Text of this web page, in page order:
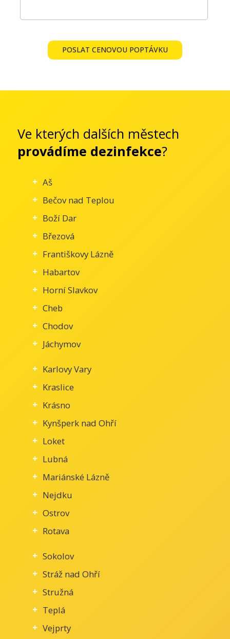
POSLAT CENOVOU POPTÁVKU
Ve kterých dalších městech
provádíme dezinfekce?
Aš
Bečov nad Teplou
Boží Dar
Březová
Františkovy Lázně
Habartov
Horní Slavkov
Cheb
Chodov
Jáchymov
Karlovy Vary
Kraslice
Krásno
Kynšperk nad Ohří
Loket
Lubná
Mariánské Lázně
Nejdku
Ostrov
Rotava
Sokolov
Stráž nad Ohří
Stružná
Teplá
Vejprty